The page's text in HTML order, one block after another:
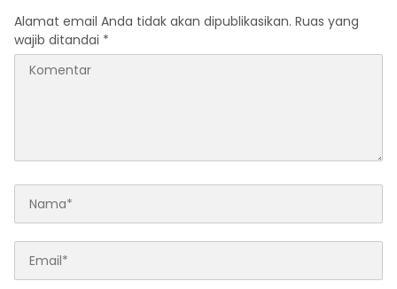
Alamat email Anda tidak akan dipublikasikan. Ruas yang
wajib ditandai *